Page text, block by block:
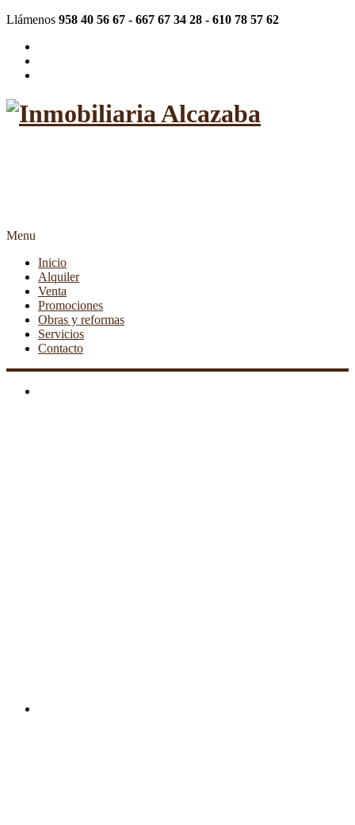
Llámenos 958 40 56 67 - 667 67 34 28 - 610 78 57 62
Menu
Inicio
Alquiler
Venta
Promociones
Obras y reformas
Servicios
Contacto